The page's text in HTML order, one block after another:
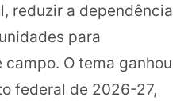
reduzir a dependência
para
O tema ganhou
federal de 2026-27,